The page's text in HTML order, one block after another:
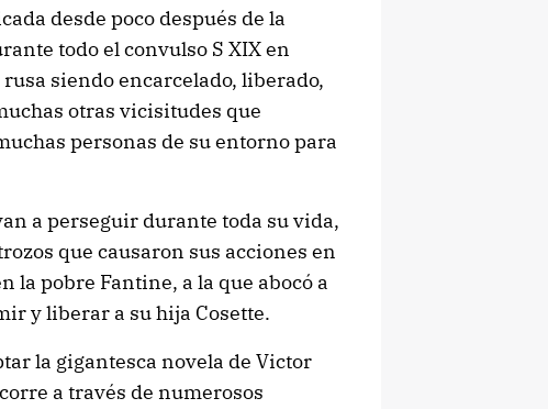
desde poco después de la
todo el convulso S XIX en
siendo encarcelado, liberado,
otras vicisitudes que
personas de su entorno para
a perseguir durante toda su vida,
que causaron sus acciones en
la pobre Fantine, a la que abocó a
y liberar a su hija Cosette.
la gigantesca novela de Victor
a través de numerosos